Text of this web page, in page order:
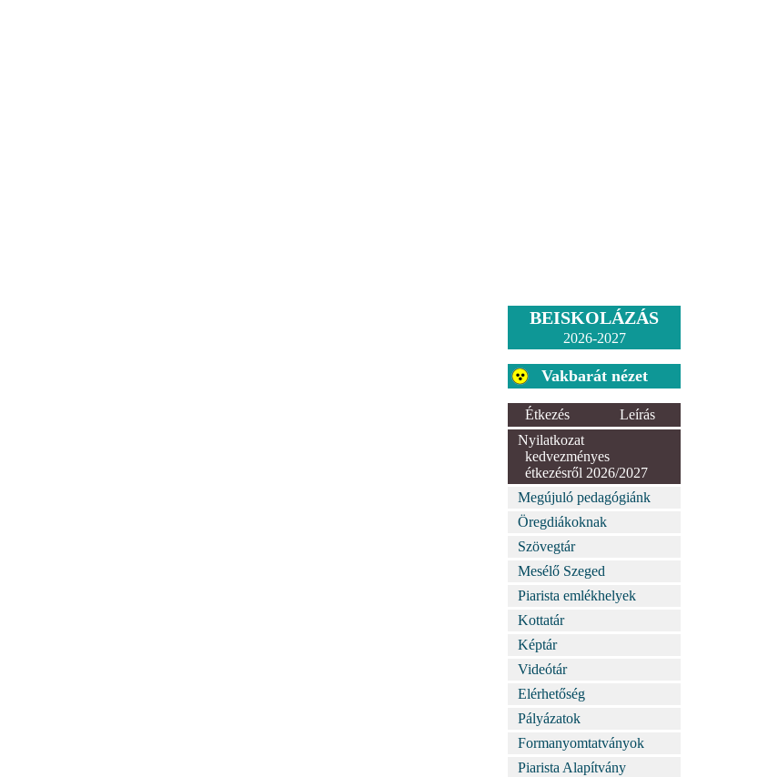
BEISKOLÁZÁS
2026-2027
Vakbarát nézet
Étkezés
Leírás
Nyilatkozat
kedvezményes
étkezésről 2026/2027
Megújuló pedagógiánk
Öregdiákoknak
Szövegtár
Mesélő Szeged
Piarista emlékhelyek
Kottatár
Képtár
Videótár
Elérhetőség
Pályázatok
Formanyomtatványok
Piarista Alapítvány